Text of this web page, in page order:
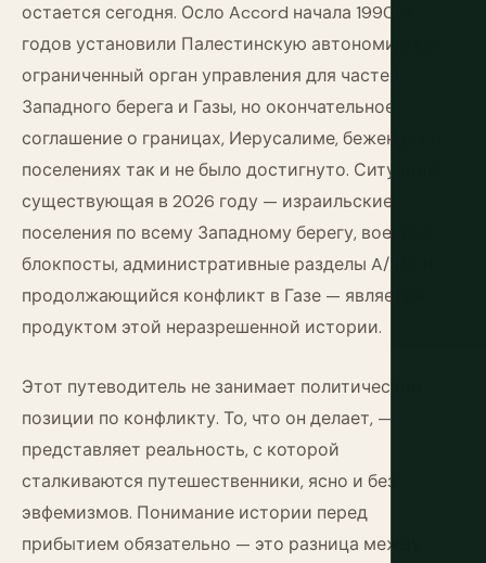
остается сегодня. Осло Accord начала 1990-х
годов установили Палестинскую автономию как
ограниченный орган управления для частей
Западного берега и Газы, но окончательное
соглашение о границах, Иерусалиме, беженцах и
поселениях так и не было достигнуто. Ситуация,
существующая в 2026 году — израильские
поселения по всему Западному берегу, военные
блокпосты, административные разделы A/B/C и
продолжающийся конфликт в Газе — является
продуктом этой неразрешенной истории.
Этот путеводитель не занимает политической
позиции по конфликту. То, что он делает, —
представляет реальность, с которой
сталкиваются путешественники, ясно и без
эвфемизмов. Понимание истории перед
прибытием обязательно — это разница между